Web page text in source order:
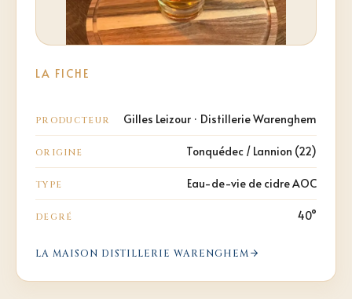
LA FICHE
PRODUCTEUR Gilles Leizour · Distillerie Warenghem
ORIGINE Tonquédec / Lannion (22)
TYPE Eau-de-vie de cidre AOC
DEGRÉ 40°
LA MAISON DISTILLERIE WARENGHEM